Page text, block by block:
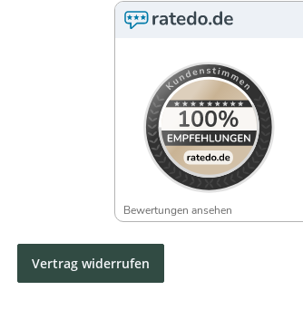
Bewertungen ansehen
Vertrag widerrufen